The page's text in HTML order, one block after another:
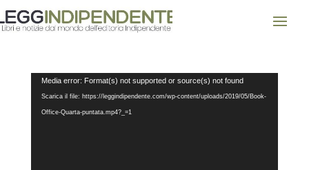
Video
Player
Media error: Format(s) not supported or source(s) not found
Scarica il file: https://leggindipendente.com/wp-content/uploads/2019/05/Book-
Office-Quarta-puntata.mp4?_=1